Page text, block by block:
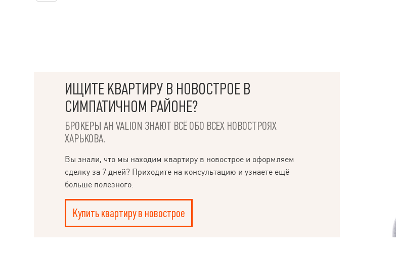
ИЩИТЕ КВАРТИРУ В НОВОСТРОЕ В
СИМПАТИЧНОМ РАЙОНЕ?
БРОКЕРЫ АН VALION ЗНАЮТ ВСЁ ОБО ВСЕХ НОВОСТРОЯХ
ХАРЬКОВА.
Вы знали, что мы находим квартиру в новострое и оформляем
сделку за 7 дней? Приходите на консультацию и узнаете ещё
больше полезного.
Купить квартиру в новострое